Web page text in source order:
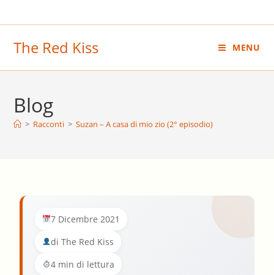
al
The Red Kiss MENU
Blog
> Racconti > Suzan – A casa di mio zio (2° episodio)
7 Dicembre 2021
di The Red Kiss
4 min di lettura